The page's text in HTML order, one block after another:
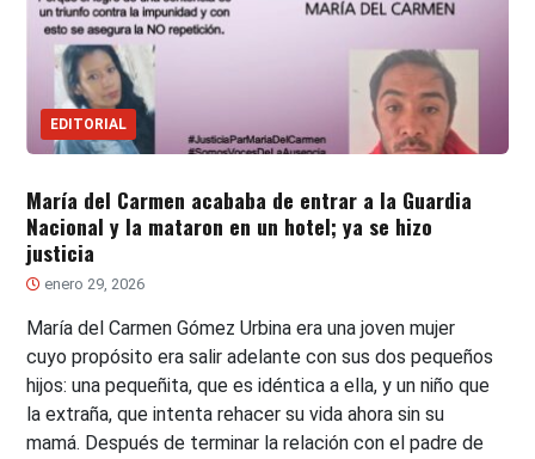
EDITORIAL
María del Carmen acababa de entrar a la Guardia
Nacional y la mataron en un hotel; ya se hizo
justicia
enero 29, 2026
María del Carmen Gómez Urbina era una joven mujer
cuyo propósito era salir adelante con sus dos pequeños
hijos: una pequeñita, que es idéntica a ella, y un niño que
la extraña, que intenta rehacer su vida ahora sin su
mamá. Después de terminar la relación con el padre de